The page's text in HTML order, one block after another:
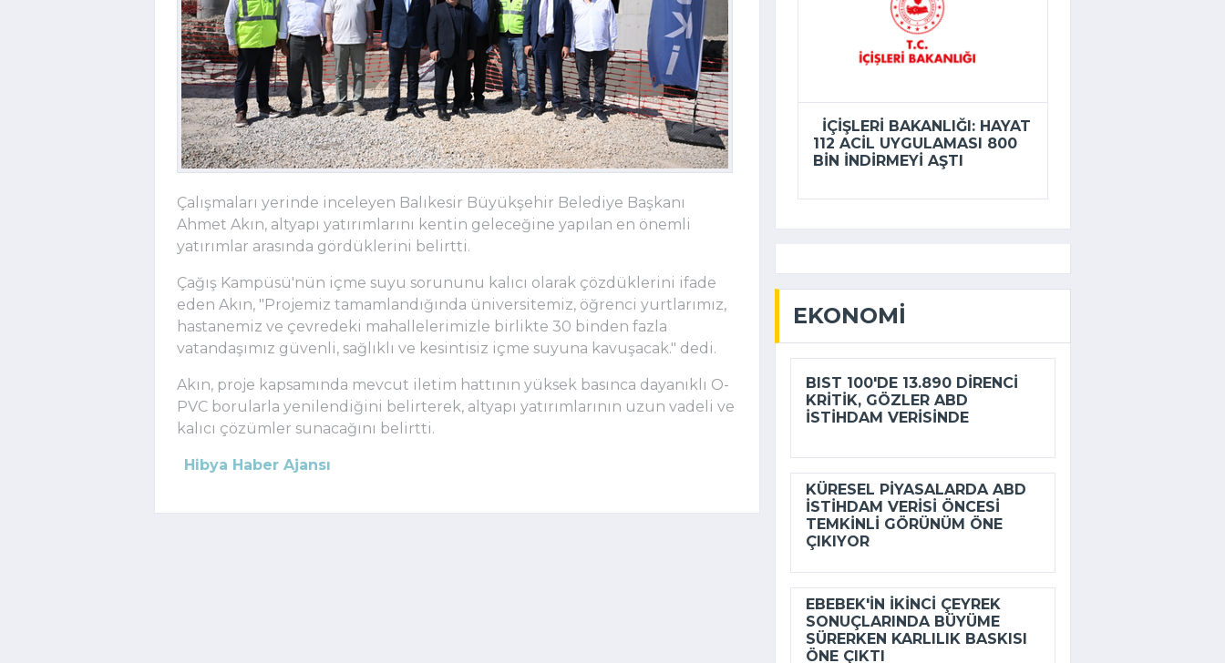
Çalışmaları yerinde inceleyen Balıkesir Büyükşehir Belediye Başkanı
Ahmet Akın, altyapı yatırımlarını kentin geleceğine yapılan en önemli
yatırımlar arasında gördüklerini belirtti.
Çağış Kampüsü'nün içme suyu sorununu kalıcı olarak çözdüklerini ifade
eden Akın, "Projemiz tamamlandığında üniversitemiz, öğrenci yurtlarımız,
hastanemiz ve çevredeki mahallelerimizle birlikte 30 binden fazla
vatandaşımız güvenli, sağlıklı ve kesintisiz içme suyuna kavuşacak." dedi.
Akın, proje kapsamında mevcut iletim hattının yüksek basınca dayanıklı O-
PVC borularla yenilendiğini belirterek, altyapı yatırımlarının uzun vadeli ve
kalıcı çözümler sunacağını belirtti.
Hibya Haber Ajansı
İÇIŞLERI BAKANLIĞI: HAYAT
112 ACIL UYGULAMASI 800
BIN INDIRMEYI AŞTI
EKONOMI
BIST 100'DE 13.890 DIRENCI
KRITIK, GÖZLER ABD
ISTIHDAM VERISINDE
KÜRESEL PIYASALARDA ABD
ISTIHDAM VERISI ÖNCESI
TEMKINLI GÖRÜNÜM ÖNE
ÇIKIYOR
EBEBEK'IN IKINCI ÇEYREK
SONUÇLARINDA BÜYÜME
SÜRERKEN KARLILIK BASKISI
ÖNE ÇIKTI